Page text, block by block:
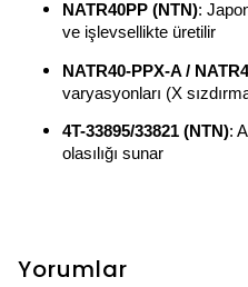
NATR40PP (NTN):
ve işlevsellikte üretilir
NATR40-PPX-A /
varyasyonları (X
4T-33895/33821 (NTN):
olasılığı sunar
Yorumlar